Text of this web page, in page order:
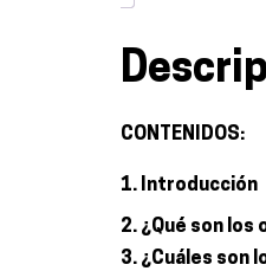
CONTENIDOS:
1. Introducción
2. ¿Qué son
3. ¿Cuáles son